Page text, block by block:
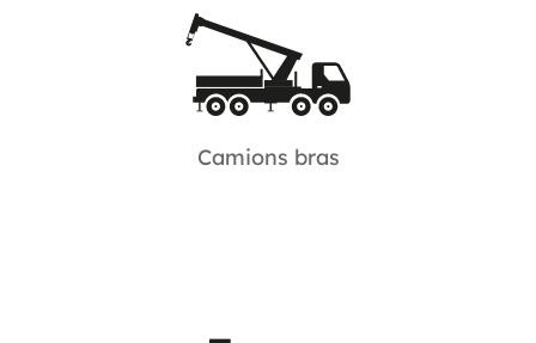
Camions bras
Camions bras
Avec plus de 350 camions et levage de 25 à
200 tonnes/mètre.